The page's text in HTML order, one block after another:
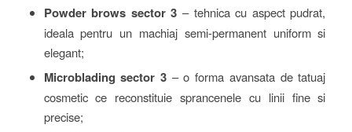
Powder brows sector 3 – tehnica cu aspect pudrat,
ideala pentru un machiaj semi-permanent uniform si
elegant;
Microblading sector 3 – o forma avansata de tatuaj
cosmetic ce reconstituie sprancenele cu linii fine si
precise;